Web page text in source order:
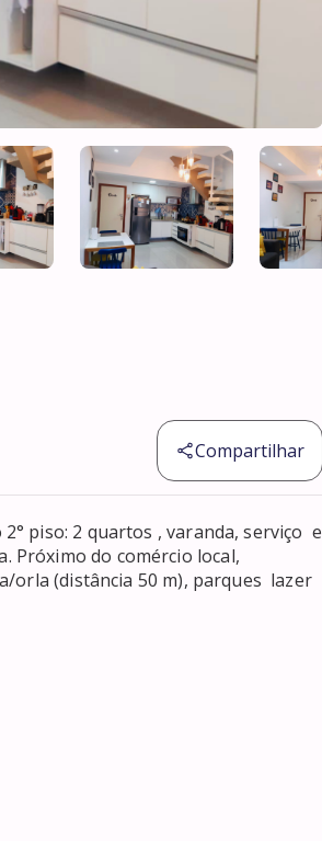
Compartilhar
piso: 2 quartos , varanda, serviço  e
Próximo do comércio local,
(distância 50 m), parques  lazer